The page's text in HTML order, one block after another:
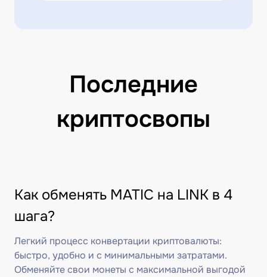
Последние
криптосвопы
Как обменять MATIC на LINK в 4
шага?
Легкий процесс конвертации криптовалюты:
быстро, удобно и с минимальными затратами.
Обменяйте свои монеты с максимальной выгодой